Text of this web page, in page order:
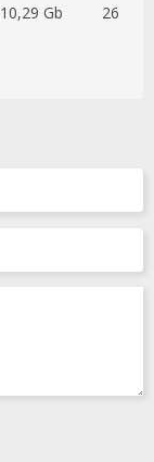
10,29 Gb 26